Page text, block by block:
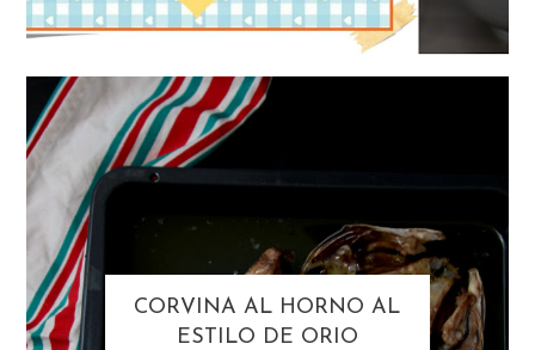
CORVINA AL HORNO AL
ESTILO DE ORIO